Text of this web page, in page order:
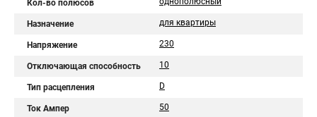
Кол-во полюсов
Назначение для квартиры
Напряжение 230
Отключающая способность 10
Тип расцепления D
Ток Ампер 50